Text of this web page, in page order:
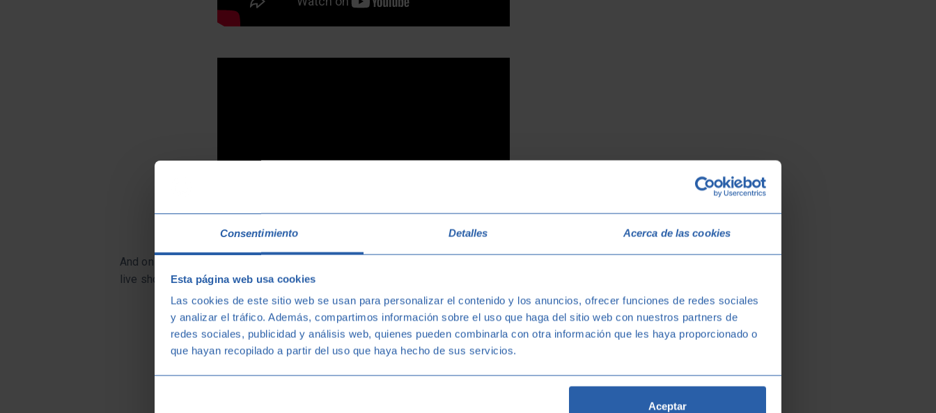
Consentimiento Detalles Acerca de las cookies
Esta página web usa cookies
Las cookies de este sitio web se usan para personalizar el contenido y los anuncios, ofrecer funciones de redes sociales
y analizar el tráfico. Además, compartimos información sobre el uso que haga del sitio web con nuestros partners de
redes sociales, publicidad y análisis web, quienes pueden combinarla con otra información que les haya proporcionado o
que hayan recopilado a partir del uso que haya hecho de sus servicios.
Aceptar
And on 26 July it will be the French band Phoenix who will be giving us the chance to enjoy their
live show.